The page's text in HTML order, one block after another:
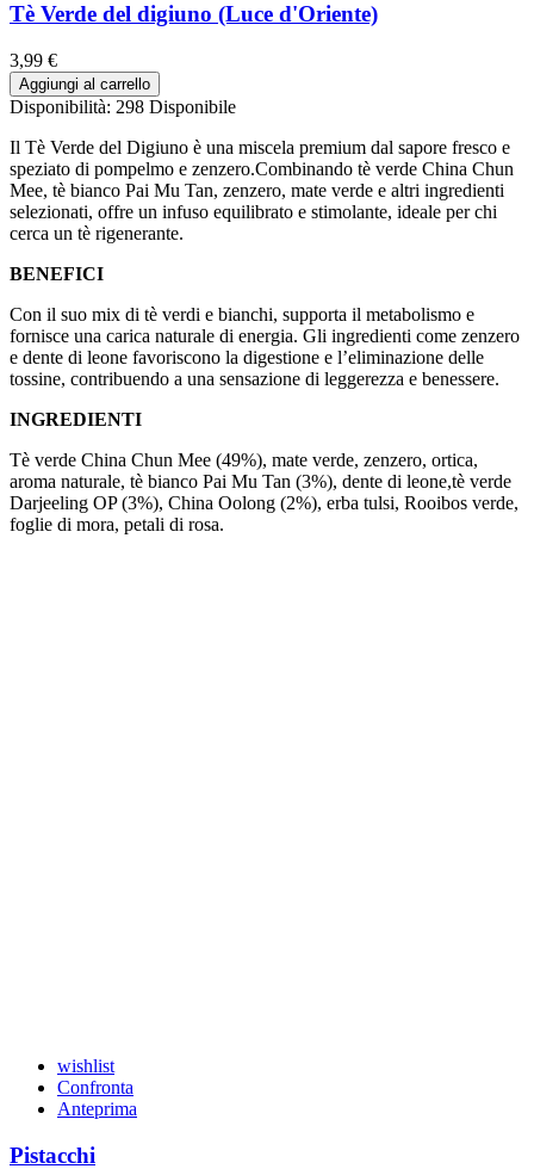
Tè Verde del digiuno (Luce d'Oriente)
3,99 €
Aggiungi al carrello
Disponibilità: 298 Disponibile
Il Tè Verde del Digiuno è una miscela premium dal sapore fresco e
speziato di pompelmo e zenzero.Combinando tè verde China Chun
Mee, tè bianco Pai Mu Tan, zenzero, mate verde e altri ingredienti
selezionati, offre un infuso equilibrato e stimolante, ideale per chi
cerca un tè rigenerante.
BENEFICI
Con il suo mix di tè verdi e bianchi, supporta il metabolismo e
fornisce una carica naturale di energia. Gli ingredienti come zenzero
e dente di leone favoriscono la digestione e l’eliminazione delle
tossine, contribuendo a una sensazione di leggerezza e benessere.
INGREDIENTI
Tè verde China Chun Mee (49%), mate verde, zenzero, ortica,
aroma naturale, tè bianco Pai Mu Tan (3%), dente di leone,tè verde
Darjeeling OP (3%), China Oolong (2%), erba tulsi, Rooibos verde,
foglie di mora, petali di rosa.
wishlist
Confronta
Anteprima
Pistacchi